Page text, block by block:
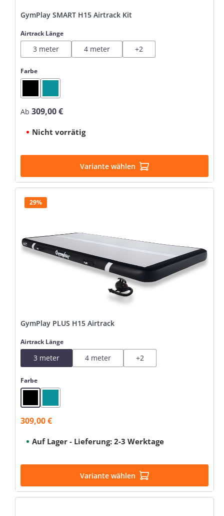
GymPlay SMART H15 Airtrack Kit
Airtrack Längeauswählen
3 meter 4 meter +2
Farbeauswählen
Black Mint
Regulärer Preis:
Ab309,00 €
Nicht vorrätig
Variante wählen
29%
GymPlay PLUS H15 Airtrack
Airtrack Längeauswählen
3 meter 4 meter +2
Farbeauswählen
Black
Verkaufspreis:
309,00 €
Auf Lager - Lieferung: 2-3 Werktage
Variante wählen